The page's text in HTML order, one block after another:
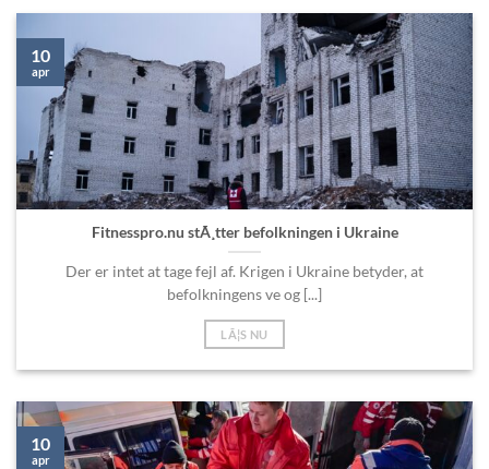
Fitnesspro.nu stÃ¸tter befolkningen i Ukraine
Der er intet at tage fejl af. Krigen i Ukraine betyder, at
befolkningens ve og [...]
LÃ¦S NU
10
apr
10
apr